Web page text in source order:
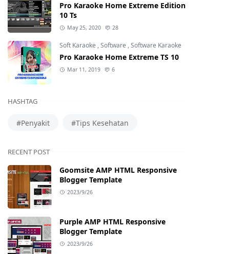
Pro Karaoke Home Extreme Edition
10 Ts
May 25, 2020 28
Soft Karaoke ,Software ,Software Karaoke
Pro Karaoke Home Extreme TS 10
Mar 11, 2019 6
HASHTAG
#Penyakit #Tips Kesehatan
RECENT POST
Goomsite AMP HTML Responsive
Blogger Template
2023/9/26
Purple AMP HTML Responsive
Blogger Template
2023/9/26